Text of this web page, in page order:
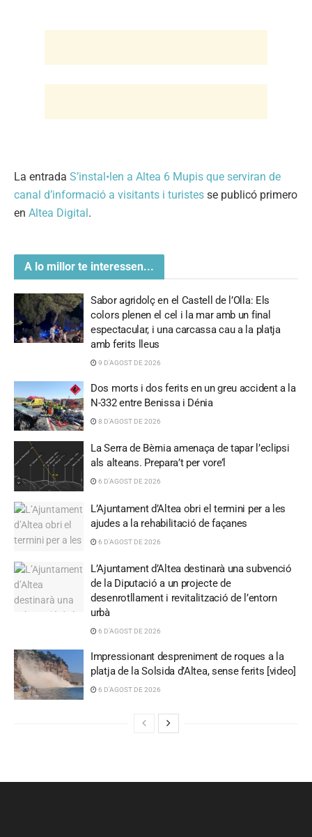
La entrada S’instal•len a Altea 6 Mupis que serviran de
canal d’informació a visitants i turistes se publicó primero
en Altea Digital.
A lo millor te interessen...
Sabor agridolç en el Castell de l’Olla: Els
colors plenen el cel i la mar amb un final
espectacular, i una carcassa cau a la platja
amb ferits lleus
9 D'AGOST DE 2026
Dos morts i dos ferits en un greu accident a la
N-332 entre Benissa i Dénia
8 D'AGOST DE 2026
La Serra de Bèrnia amenaça de tapar l’eclipsi
als alteans. Prepara’t per vore’l
6 D'AGOST DE 2026
L’Ajuntament d’Altea obri el termini per a les
ajudes a la rehabilitació de façanes
6 D'AGOST DE 2026
L’Ajuntament d’Altea destinarà una subvenció
de la Diputació a un projecte de
desenrotllament i revitalització de l’entorn
urbà
6 D'AGOST DE 2026
Impressionant despreniment de roques a la
platja de la Solsida d’Altea, sense ferits [video]
6 D'AGOST DE 2026